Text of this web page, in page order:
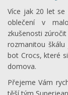
Více jak 20 let se
oblečení v
zkušenosti
rozmanitou
bot Crocs, které
domova.
Přejeme Vám